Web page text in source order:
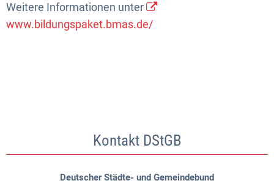
Weitere Informationen unter
www.bildungspaket.bmas.de/
Kontakt DStGB
Deutscher Städte- und Gemeindebund